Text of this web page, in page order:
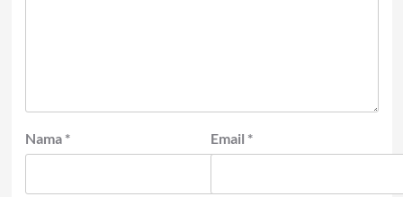
Nama * Email *